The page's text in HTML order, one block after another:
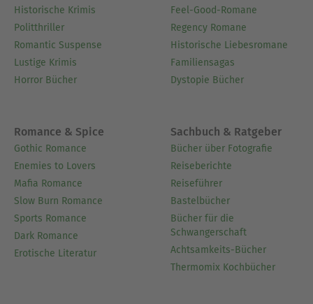
Historische Krimis
Politthriller
Romantic Suspense
Lustige Krimis
Horror Bücher
Feel-Good-Romane
Regency Romane
Historische Liebesromane
Familiensagas
Dystopie Bücher
Romance & Spice
Gothic Romance
Enemies to Lovers
Mafia Romance
Slow Burn Romance
Sports Romance
Dark Romance
Erotische Literatur
Sachbuch & Ratgeber
Bücher über Fotografie
Reiseberichte
Reiseführer
Bastelbücher
Bücher für die
Schwangerschaft
Achtsamkeits-Bücher
Thermomix Kochbücher